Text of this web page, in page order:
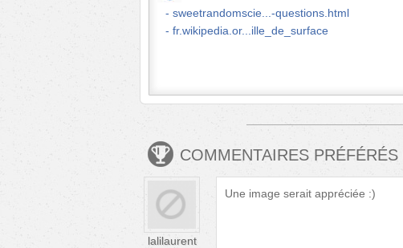
sweetrandomscie...-questions.html
fr.wikipedia.or...ille_de_surface
COMMENTAIRES PRÉFÉRÉS
lalilaurent
Une image serait appréciée :)